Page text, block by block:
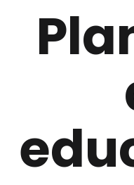
Pizarra online
Gestión de
Desarrollo de